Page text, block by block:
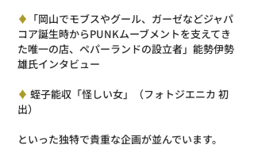
♦ 「岡山でモブスやグール、ガーゼなどジャパ
コア誕生時からPUNKムーブメントを支えてき
た唯一の店、ペパーランドの設立者」能勢伊勢
雄氏インタビュー
♦ 蛭子能収「怪しい女」（フォトジエニカ 初
出）
といった独特で貴重な企画が並んでいます。